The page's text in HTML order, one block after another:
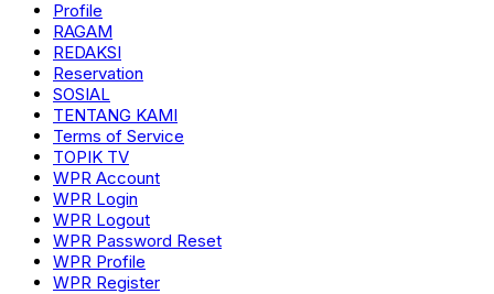
Profile
RAGAM
REDAKSI
Reservation
SOSIAL
TENTANG KAMI
Terms of Service
TOPIK TV
WPR Account
WPR Login
WPR Logout
WPR Password Reset
WPR Profile
WPR Register